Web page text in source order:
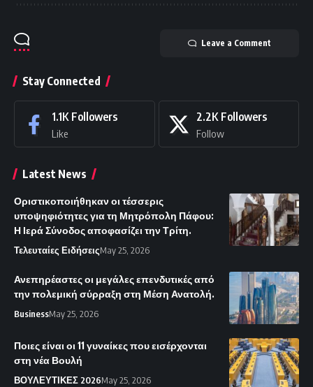
Leave a Comment
Stay Connected
1.1K Followers
Like
2.2K Followers
Follow
Latest News
Οριστικοποιήθηκαν οι τέσσερις
υποψηφιότητες για τη Μητρόπολη Πάφου:
Η Ιερά Σύνοδος αποφασίζει την Τρίτη.
Τελευταίες ΕιδήσειςMay 25, 2026
Ανεπηρέαστες οι μεγάλες επενδυτικές από
την πολεμική σύρραξη στη Μέση Ανατολή.
BusinessMay 25, 2026
Ποιες είναι οι 11 γυναίκες που εισέρχονται
στη νέα Βουλή
ΒΟΥΛΕΥΤΙΚΕΣ 2026May 25, 2026